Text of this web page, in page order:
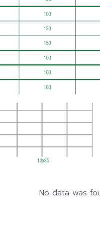
No data was